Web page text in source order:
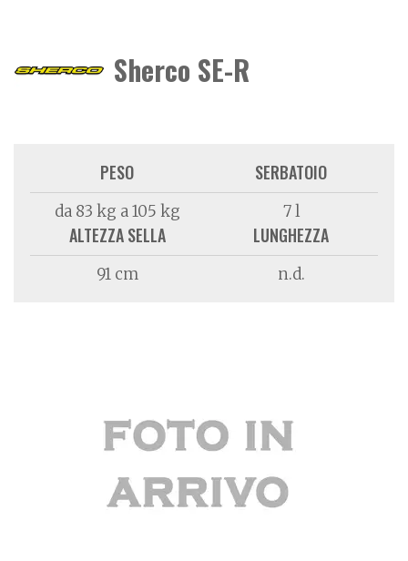
Sherco SE-R
PESO
da 83 kg a 105 kg
SERBATOIO
7 l
ALTEZZA SELLA
91 cm
LUNGHEZZA
n.d.